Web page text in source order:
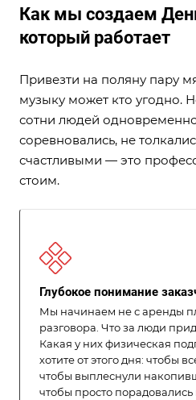
Как мы создаем
который работает
Привезти на поляну пару
музыку может кто угодно.
сотни людей
соревновались, не
счастливыми — это
стоим.
Глубокое понимание
Мы начинаем не с аренды
разговора. Что за люди
Какая у них физическая
хотите от этого дня: чтобы
чтобы выплеснули
чтобы просто